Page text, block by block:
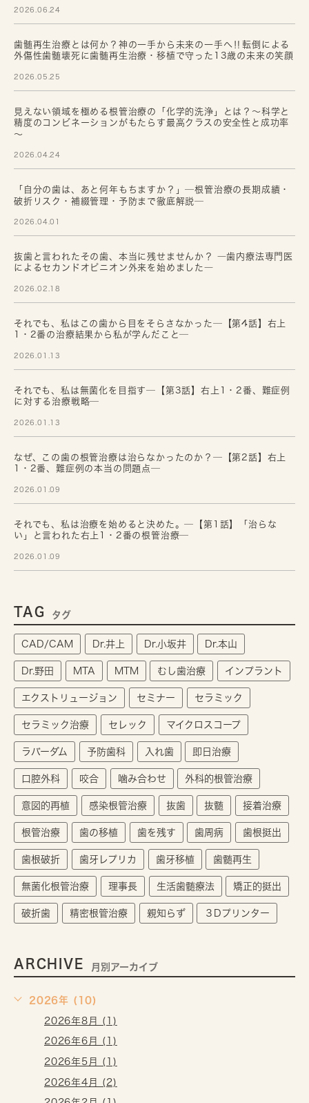
2026.06.24
歯髄再生治療とは何か？神の一手から未来の一手へ‼転倒による
外傷性歯髄壊死に歯髄再生治療・移植で守った13歳の未来の笑顔
2026.05.25
見えない領域を極める根管治療の「化学的洗浄」とは？～科学と
精度のコンビネーションがもたらす最高クラスの安全性と成功率
～
2026.04.24
「自分の歯は、あと何年もちますか？」─根管治療の長期成績・
破折リスク・補綴管理・予防まで徹底解説─
2026.04.01
抜歯と言われたその歯、本当に残せませんか？ ―歯内療法専門医
によるセカンドオピニオン外来を始めました―
2026.02.18
それでも、私はこの歯から目をそらさなかった─【第4話】右上
1・2番の治療結果から私が学んだこと─
2026.01.13
それでも、私は無菌化を目指す─【第3話】右上1・2番、難症例
に対する治療戦略─
2026.01.13
なぜ、この歯の根管治療は治らなかったのか？─【第2話】右上
1・2番、難症例の本当の問題点─
2026.01.09
それでも、私は治療を始めると決めた。─【第1話】「治らな
い」と言われた右上1・2番の根管治療─
2026.01.09
TAG タグ
CAD/CAM Dr.井上 Dr.小坂井 Dr.本山
Dr.野田 MTA MTM むし歯治療 インプラント
エクストリュージョン セミナー セラミック
セラミック治療 セレック マイクロスコープ
ラバーダム 予防歯科 入れ歯 即日治療
口腔外科 咬合 噛み合わせ 外科的根管治療
意図的再植 感染根管治療 抜歯 抜髄 接着治療
根管治療 歯の移植 歯を残す 歯周病 歯根挺出
歯根破折 歯牙レプリカ 歯牙移植 歯髄再生
無菌化根管治療 理事長 生活歯髄療法 矯正的挺出
破折歯 精密根管治療 親知らず ３Dプリンター
ARCHIVE 月別アーカイブ
2026年 (10)
2026年8月 (1)
2026年6月 (1)
2026年5月 (1)
2026年4月 (2)